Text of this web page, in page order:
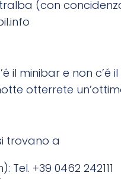
(con
il minibar e non
otterrete
trovano a
Tel. +39 0462 242111